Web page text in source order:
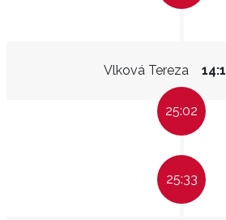
Vlková Tereza
25:02
25:33